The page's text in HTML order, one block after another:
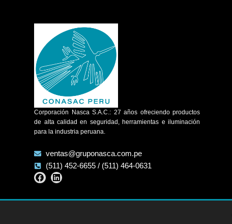
Corporación Nasca S.A.C.: 27 años ofreciendo productos
de alta calidad en seguridad, herramientas e iluminación
para la industria peruana.
ventas@gruponasca.com.pe
(511) 452-6655 / (511) 464-0631
Facebook
Linkedin